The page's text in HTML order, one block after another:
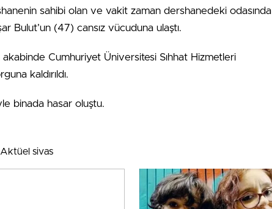
sahibi olan ve vakit zaman dershanedeki odasında
Bulut’un (47) cansız vücuduna ulaştı.
akabinde Cumhuriyet Üniversitesi Sıhhat Hizmetleri
kaldırıldı.
binada hasar oluştu.
sivas